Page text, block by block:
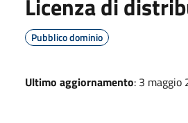
Licenza di
Pubblico dominio
Ultimo aggiornamento: 3 maggio